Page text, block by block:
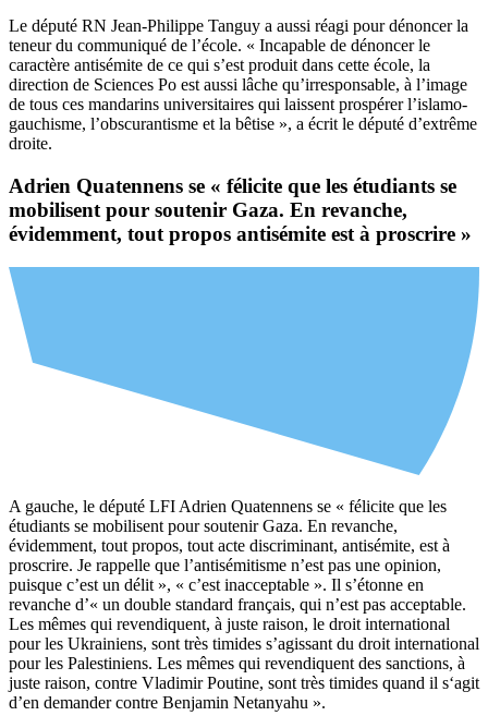
Le député RN Jean-Philippe Tanguy a aussi réagi pour dénoncer la
teneur du communiqué de l’école. « Incapable de dénoncer le
caractère antisémite de ce qui s’est produit dans cette école, la
direction de Sciences Po est aussi lâche qu’irresponsable, à l’image
de tous ces mandarins universitaires qui laissent prospérer l’islamo-
gauchisme, l’obscurantisme et la bêtise », a écrit le député d’extrême
droite.
Adrien Quatennens se « félicite que les étudiants se
mobilisent pour soutenir Gaza. En revanche,
évidemment, tout propos antisémite est à proscrire »
A gauche, le député LFI Adrien Quatennens se « félicite que les
étudiants se mobilisent pour soutenir Gaza. En revanche,
évidemment, tout propos, tout acte discriminant, antisémite, est à
proscrire. Je rappelle que l’antisémitisme n’est pas une opinion,
puisque c’est un délit », « c’est inacceptable ». Il s’étonne en
revanche d’« un double standard français, qui n’est pas acceptable.
Les mêmes qui revendiquent, à juste raison, le droit international
pour les Ukrainiens, sont très timides s’agissant du droit international
pour les Palestiniens. Les mêmes qui revendiquent des sanctions, à
juste raison, contre Vladimir Poutine, sont très timides quand il s‘agit
d’en demander contre Benjamin Netanyahu ».